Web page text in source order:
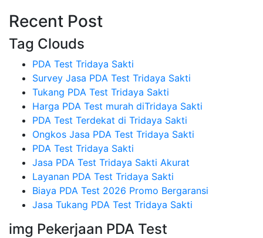
Recent Post
Tag Clouds
PDA Test Tridaya Sakti
Survey Jasa PDA Test Tridaya Sakti
Tukang PDA Test Tridaya Sakti
Harga PDA Test murah diTridaya Sakti
PDA Test Terdekat di Tridaya Sakti
Ongkos Jasa PDA Test Tridaya Sakti
PDA Test Tridaya Sakti
Jasa PDA Test Tridaya Sakti Akurat
Layanan PDA Test Tridaya Sakti
Biaya PDA Test 2026 Promo Bergaransi
Jasa Tukang PDA Test Tridaya Sakti
img Pekerjaan PDA Test